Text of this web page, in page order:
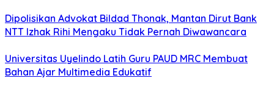
Dipolisikan Advokat Bildad Thonak, Mantan Dirut Bank
NTT Izhak Rihi Mengaku Tidak Pernah Diwawancara
Universitas Uyelindo Latih Guru PAUD MRC Membuat
Bahan Ajar Multimedia Edukatif